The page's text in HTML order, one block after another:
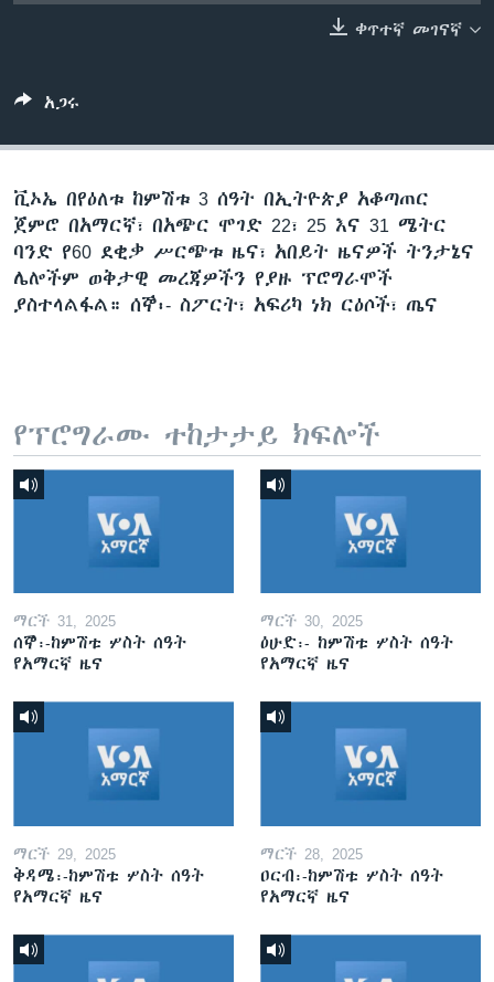
ቀጥተኛ መገናኛ
አጋሩ
ቪኦኤ በየዕለቱ ከምሽቱ 3 ሰዓት በኢትዮጵያ አቆጣጠር
ጀምሮ በአማርኛ፣ በአጭር ሞገድ 22፣ 25 እና 31 ሜትር
ባንድ የ60 ደቂቃ ሥርጭቱ ዜና፣ አበይት ዜናዎች ትንታኔና
ሌሎችም ወቅታዊ መረጃዎችን የያዙ ፕሮግራሞች
ያስተላልፋል። ሰኞ፡- ስፖርት፣ አፍሪካ ነክ ርዕሶች፣ ጤና
የፕሮግራሙ ተከታታይ ክፍሎች
ማርች 31, 2025
ሰኞ፡-ከምሽቱ ሦስት ሰዓት
የአማርኛ ዜና
ማርች 30, 2025
ዕሁድ፡- ከምሽቱ ሦስት ሰዓት
የአማርኛ ዜና
ማርች 29, 2025
ቅዳሜ፡-ከምሽቱ ሦስት ሰዓት
የአማርኛ ዜና
ማርች 28, 2025
ዐርብ፡-ከምሽቱ ሦስት ሰዓት
የአማርኛ ዜና